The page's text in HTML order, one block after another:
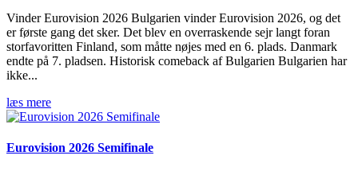
Vinder Eurovision 2026 Bulgarien vinder Eurovision 2026, og det
er første gang det sker. Det blev en overraskende sejr langt foran
storfavoritten Finland, som måtte nøjes med en 6. plads. Danmark
endte på 7. pladsen. Historisk comeback af Bulgarien Bulgarien har
ikke...
læs mere
Eurovision 2026 Semifinale